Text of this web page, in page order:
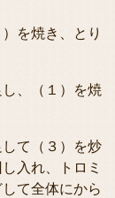
を焼き、とり
、（１）を焼
て（３）を炒
入れ、トロミ
て全体にから